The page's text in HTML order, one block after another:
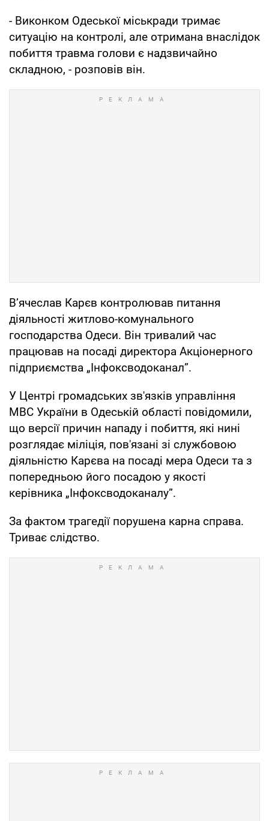
- Виконком Одеської міськради тримає
ситуацію на контролі, але отримана внаслідок
побиття травма голови є надзвичайно
складною, - розповів він.
В’ячеслав Карєв контролював питання
діяльності житлово-комунального
господарства Одеси. Він тривалий час
працював на посаді директора Акціонерного
підприємства „Інфоксводоканал”.
У Центрі громадських зв'язків управління
МВС України в Одеській області повідомили,
що версії причин нападу і побиття, які нині
розглядає міліція, пов'язані зі службовою
діяльністю Карєва на посаді мера Одеси та з
попередньою його посадою у якості
керівника „Інфоксводоканалу”.
За фактом трагедії порушена карна справа.
Триває слідство.